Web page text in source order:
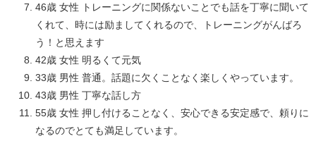
46歳 女性 トレーニングに関係ないことでも話を丁寧に聞いて
くれて、時には励ましてくれるので、トレーニングがんばろ
う！と思えます
42歳 女性 明るくて元気
33歳 男性 普通。話題に欠くことなく楽しくやっています。
43歳 男性 丁寧な話し方
55歳 女性 押し付けることなく、安心できる安定感で、頼りに
なるのでとても満足しています。